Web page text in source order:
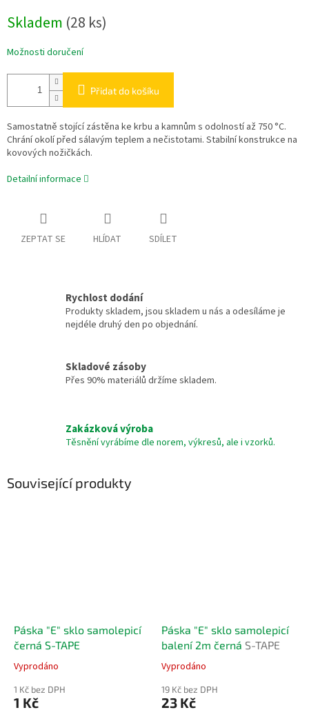
cena:
Skladem (28 ks)
Možnosti doručení
Přidat do košíku
Samostatně stojící zástěna ke krbu a kamnům s odolností až 750 °C.
Chrání okolí před sálavým teplem a nečistotami. Stabilní konstrukce na
kovových nožičkách.
Detailní informace
ZEPTAT SE HLÍDAT SDÍLET
Rychlost dodání
Produkty skladem, jsou skladem u nás a odesíláme je
nejdéle druhý den po objednání.
Skladové zásoby
Přes 90% materiálů držíme skladem.
Zakázková výroba
Těsnění vyrábíme dle norem, výkresů, ale i vzorků.
Související produkty
Páska "E" sklo samolepicí
černá S-TAPE
Vyprodáno
1 Kč bez DPH
1 Kč
Páska "E" sklo samolepicí
balení 2m černá S-TAPE
Vyprodáno
19 Kč bez DPH
23 Kč